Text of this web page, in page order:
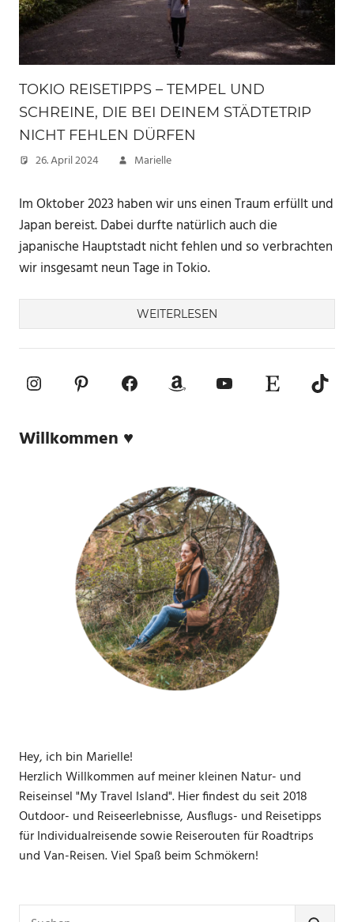
TOKIO REISETIPPS – TEMPEL UND
SCHREINE, DIE BEI DEINEM STÄDTETRIP
NICHT FEHLEN DÜRFEN
26. April 2024 Marielle
Im Oktober 2023 haben wir uns einen Traum erfüllt und
Japan bereist. Dabei durfte natürlich auch die
japanische Hauptstadt nicht fehlen und so verbrachten
wir insgesamt neun Tage in Tokio.
WEITERLESEN
InstagramPinterestFacebookAmazonYouTube
Etsy-Shop
Willkommen ♥
Hey, ich bin Marielle!
Herzlich Willkommen auf meiner kleinen Natur- und
Reiseinsel "My Travel Island". Hier findest du seit 2018
Outdoor- und Reiseerlebnisse, Ausflugs- und Reisetipps
für Individualreisende sowie Reiserouten für Roadtrips
und Van-Reisen. Viel Spaß beim Schmökern!